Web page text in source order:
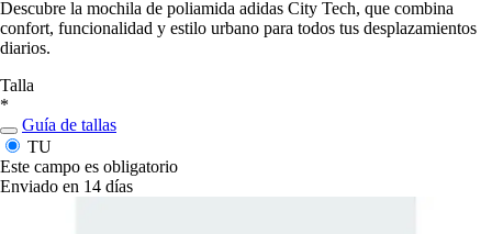
Descubre la mochila de poliamida adidas City Tech, que combina
confort, funcionalidad y estilo urbano para todos tus desplazamientos
diarios.
Talla
*
Guía de tallas
TU
Este campo es obligatorio
Enviado en 14 días